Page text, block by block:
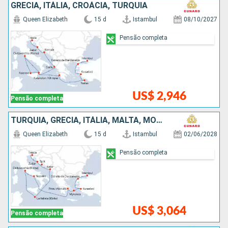
GRÉCIA, ITÁLIA, CROÁCIA, TURQUIA
Pensão completa
Queen Elizabeth 15 d Istambul 08/10/2027
US$ 2,946
Pensão completa
TURQUIA, GRÉCIA, ITÁLIA, MALTA, MONTENEGRO, CROÁCIA
Pensão completa
Queen Elizabeth 15 d Istambul 02/06/2028
US$ 3,064
Pensão completa